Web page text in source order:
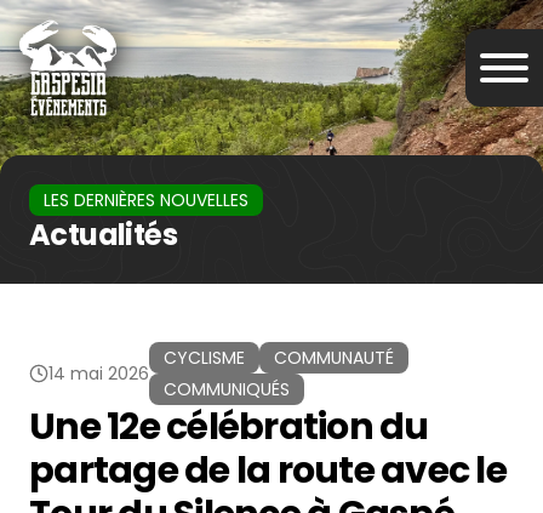
LES DERNIÈRES NOUVELLES
Actualités
14 mai 2026
CYCLISME
COMMUNAUTÉ
COMMUNIQUÉS
Une 12e célébration du
partage de la route avec le